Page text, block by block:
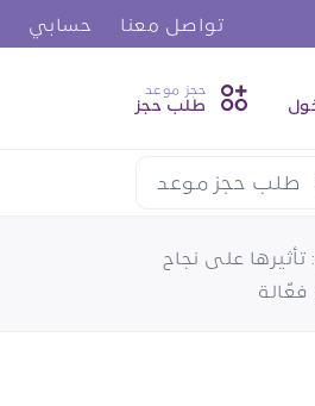
تواصل معنا حسابي
حجز موعد
طلب حجز
طلب حجز موعد
على نجاح